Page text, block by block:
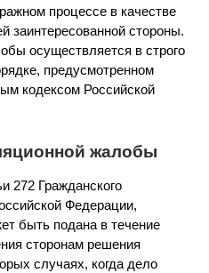
процессе в качестве
заинтересованной стороны.
осуществляется в строго
предусмотренном
кодексом Российской
жалобы
272 Гражданского
Федерации,
быть подана в течение
сторонам решения
случаях, когда дело